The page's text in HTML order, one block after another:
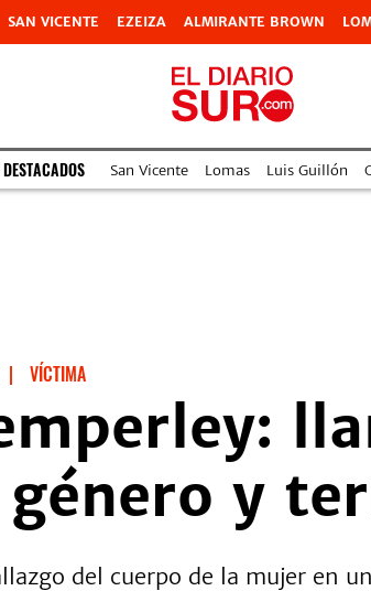
SAN VICENTE EZEIZA ALMIRANTE BROWN
San Vicente Lomas Luis Guillón
| VÍCTIMA
y
del cuerpo de la mujer en